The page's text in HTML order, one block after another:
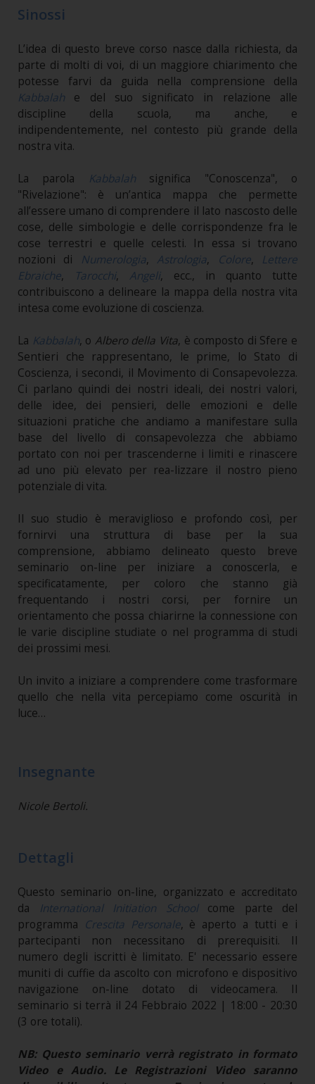
Sinossi
L’idea di questo breve corso nasce dalla richiesta, da
parte di molti di voi, di un maggiore chiarimento che
potesse farvi da guida nella comprensione della
Kabbalah e del suo significato in relazione alle
discipline della scuola, ma anche, e
indipendentemente, nel contesto più grande della
nostra vita.
La parola Kabbalahsignifica "Conoscenza", o
"Rivelazione": è un’antica mappa che permette
all’essere umano di comprendere il lato nascosto delle
cose, delle simbologie e delle corrispondenze fra le
cose terrestri e quelle celesti. In essa si trovano
nozioni di
Numerologia, Astrologia, Colore, Lettere
Ebraiche, Tarocchi, Angeli, ecc., in quanto tutte
contribuiscono a delineare la mappa della nostra vita
intesa come evoluzione di coscienza.
La Kabbalah, o Albero della Vita, è composto di Sfere e
Sentieri che rappresentano, le prime, lo Stato di
Coscienza, i secondi, il Movimento di Consapevolezza.
Ci parlano quindi dei nostri ideali, dei nostri valori,
delle idee, dei pensieri, delle emozioni e delle
situazioni pratiche che andiamo a manifestare sulla
base del livello di consapevolezza che abbiamo
portato con noi per trascenderne i limiti e rinascere
ad uno più elevato per rea-lizzare il nostro pieno
potenziale di vita.
Il suo studio è meraviglioso e profondo così, per
fornirvi una struttura di base per la sua
comprensione, abbiamo delineato questo breve
seminario on-line per iniziare a conoscerla, e
specificatamente, per coloro che stanno già
frequentando i nostri corsi, per fornire un
orientamento che possa chiarirne la connessione con
le varie discipline studiate o nel programma di studi
dei prossimi mesi.
Un invito a iniziare a comprendere come trasformare
quello che nella vita percepiamo come oscurità in
luce…
Insegnante
Nicole Bertoli.
Dettagli
Questo seminario on-line, organizzato e accreditato
da
International Initiation School
come parte del
programma Crescita Personale, è aperto a tutti e i
partecipanti non necessitano di prerequisiti. Il
numero degli iscritti è limitato. E' necessario essere
muniti di cuffie da ascolto con microfono e dispositivo
navigazione on-line dotato di videocamera. Il
seminario si terrà il 24 Febbraio 2022 | 18:00 - 20:30
(3 ore totali).
NB: Questo seminario verrà registrato in formato
Video e Audio. Le Registrazioni Video saranno